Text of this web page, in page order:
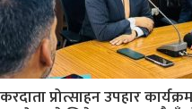
करदाता प्रोत्साहन उपहार